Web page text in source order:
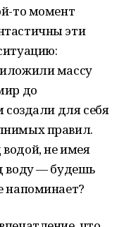
то момент
эти
массу
до
создали для себя
правил.
не имея
воду — будешь
напоминает?